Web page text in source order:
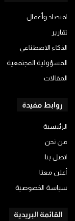
اقتصاد وأعمال
تقارير
الذكاء الاصطناعي
المسؤولية المجتمعية
المقالات
روابط مفيدة
الرئيسية
من نحن
اتصل بنا
أعلن معنا
سياسة الخصوصية
القائمة البريدية